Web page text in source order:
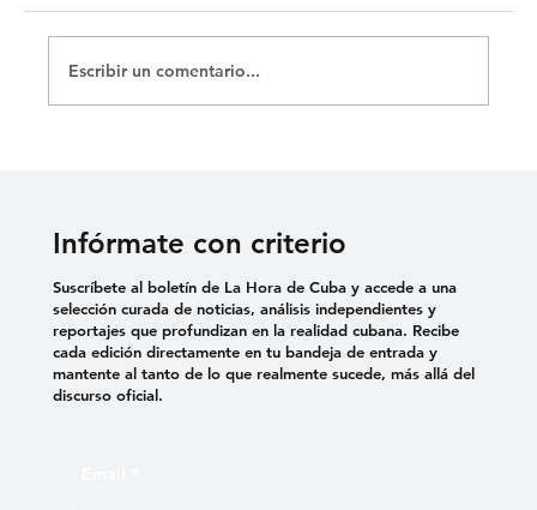
Escribir un comentario...
Infórmate con criterio
Suscríbete al boletín de La Hora de Cuba y accede a una
selección curada de noticias, análisis independientes y
reportajes que profundizan en la realidad cubana. Recibe
cada edición directamente en tu bandeja de entrada y
mantente al tanto de lo que realmente sucede, más allá del
discurso oficial.